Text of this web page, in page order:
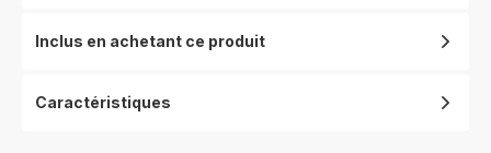
Inclus en achetant ce produit
Caractéristiques